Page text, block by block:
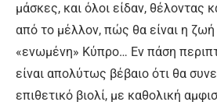
μάσκες, και όλοι είδαν, θέλοντας
από το μέλλον, πώς θα είναι η
«ενωμένη» Κύπρο… Εν πάση
είναι απολύτως βέβαιο ότι θα
επιθετικό βιολί, με καθολική